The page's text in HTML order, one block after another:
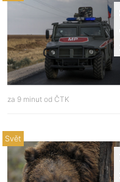
za 9 minut od ČTK
Svět